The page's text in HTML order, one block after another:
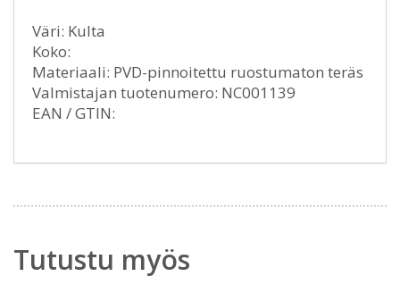
Väri: Kulta
Koko:
Materiaali: PVD-pinnoitettu ruostumaton teräs
Valmistajan tuotenumero: NC001139
EAN / GTIN:
Tutustu myös